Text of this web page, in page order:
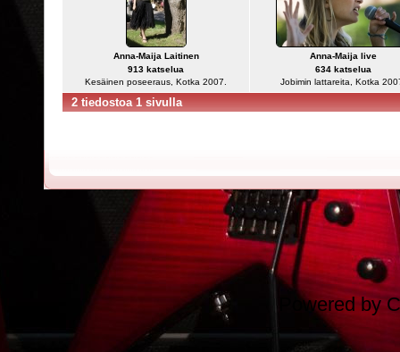
Anna-Maija Laitinen
913 katselua
Kesäinen poseeraus, Kotka 2007.
Anna-Maija live
634 katselua
Jobimin lattareita, Kotka
2 tiedostoa 1 sivulla
Powered by